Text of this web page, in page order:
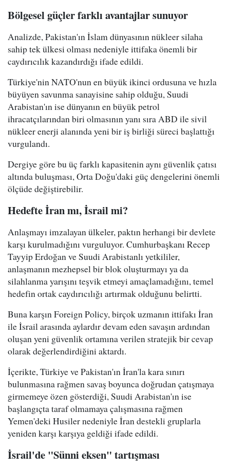
Bölgesel güçler farklı avantajlar sunuyor
Analizde, Pakistan'ın İslam dünyasının nükleer silaha
sahip tek ülkesi olması nedeniyle ittifaka önemli bir
caydırıcılık kazandırdığı ifade edildi.
Türkiye'nin NATO'nun en büyük ikinci ordusuna ve hızla
büyüyen savunma sanayisine sahip olduğu, Suudi
Arabistan'ın ise dünyanın en büyük petrol
ihracatçılarından biri olmasının yanı sıra ABD ile sivil
nükleer enerji alanında yeni bir iş birliği süreci başlattığı
vurgulandı.
Dergiye göre bu üç farklı kapasitenin aynı güvenlik çatısı
altında buluşması, Orta Doğu'daki güç dengelerini önemli
ölçüde değiştirebilir.
Hedefte İran mı, İsrail mi?
Anlaşmayı imzalayan ülkeler, paktın herhangi bir devlete
karşı kurulmadığını vurguluyor. Cumhurbaşkanı Recep
Tayyip Erdoğan ve Suudi Arabistanlı yetkililer,
anlaşmanın mezhepsel bir blok oluşturmayı ya da
silahlanma yarışını teşvik etmeyi amaçlamadığını, temel
hedefin ortak caydırıcılığı artırmak olduğunu belirtti.
Buna karşın Foreign Policy, birçok uzmanın ittifakı İran
ile İsrail arasında aylardır devam eden savaşın ardından
oluşan yeni güvenlik ortamına verilen stratejik bir cevap
olarak değerlendirdiğini aktardı.
İçerikte, Türkiye ve Pakistan'ın İran'la kara sınırı
bulunmasına rağmen savaş boyunca doğrudan çatışmaya
girmemeye özen gösterdiği, Suudi Arabistan'ın ise
başlangıçta taraf olmamaya çalışmasına rağmen
Yemen'deki Husiler nedeniyle İran destekli gruplarla
yeniden karşı karşıya geldiği ifade edildi.
İsrail'de "Sünni eksen" tartışması